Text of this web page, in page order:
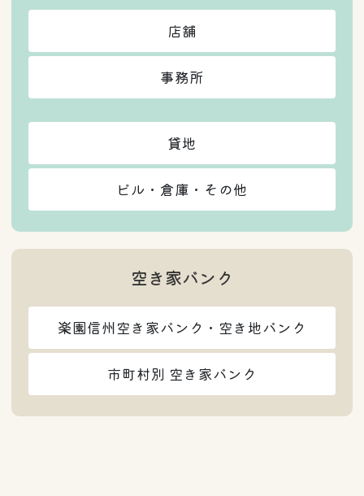
店舗
事務所
貸地
ビル・倉庫・その他
空き家バンク
楽園信州空き家バンク・空き地バンク
市町村別 空き家バンク